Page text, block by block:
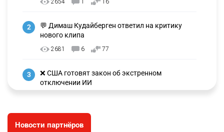
2
💬 Димаш Кудайберген ответил на критику
нового клипа
2681 6 77
3
❌ США готовят закон об экстренном
отключении ИИ
4
✍️ СОР и СОЧ не будут проводить в начальных
классах с 1 сентября. Чем их заменят?
Новости партнёров